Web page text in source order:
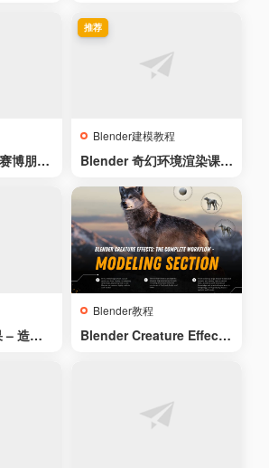
博朋克
Blender建模教程
Blender 奇幻环境渲染课程
Course by Max Hay
推荐
– 造型
Blender教程
Blender Creature Effects
Workflow Modeling